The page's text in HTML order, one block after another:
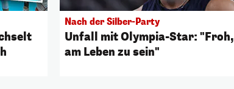
Nach der Silber-Party
Unfall mit Olympia-Star: "Froh,
am Leben zu sein"